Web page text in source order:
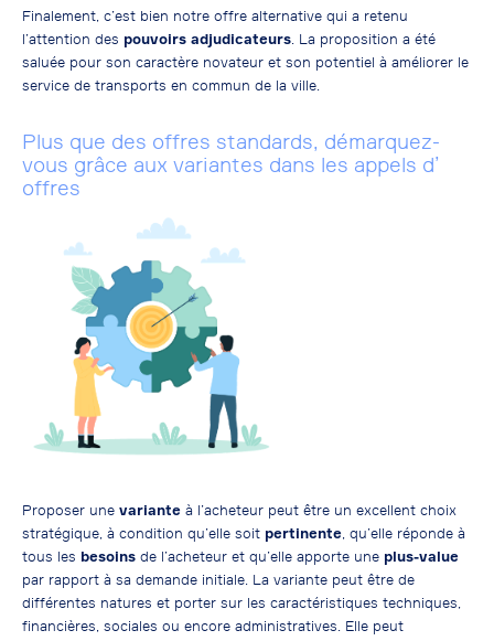
Finalement, c’est bien notre offre alternative qui a retenu
l’attention des pouvoirs adjudicateurs. La proposition a été
saluée pour son caractère novateur et son potentiel à améliorer le
service de transports en commun de la ville.
Plus que des offres standards, démarquez-
vous grâce aux variantes dans les appels d’
offres
Proposer une variante à l’acheteur peut être un excellent choix
stratégique, à condition qu’elle soit pertinente, qu’elle réponde à
tous les besoins de l’acheteur et qu’elle apporte une plus-value
par rapport à sa demande initiale. La variante peut être de
différentes natures et porter sur les caractéristiques techniques,
financières, sociales ou encore administratives. Elle peut